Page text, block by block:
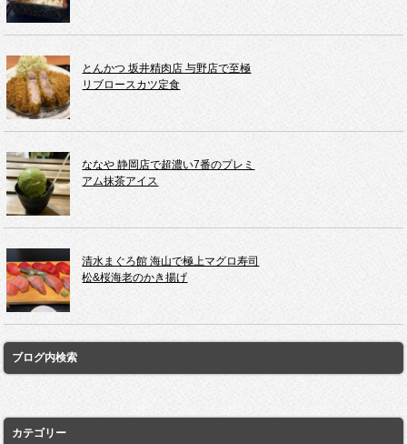
とんかつ 坂井精肉店 与野店で至極
リブロースカツ定食
ななや 静岡店で超濃い7番のプレミ
アム抹茶アイス
清水まぐろ館 海山で極上マグロ寿司
松&桜海老のかき揚げ
ブログ内検索
カテゴリー